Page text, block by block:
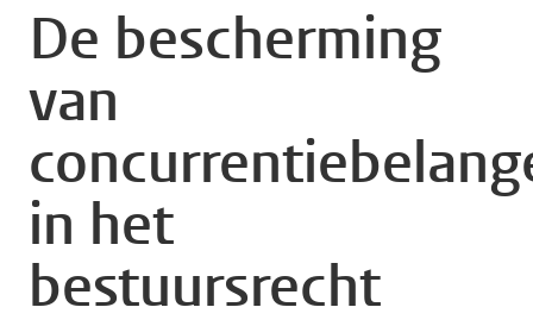
De bescherming
van
in het
bestuursrecht